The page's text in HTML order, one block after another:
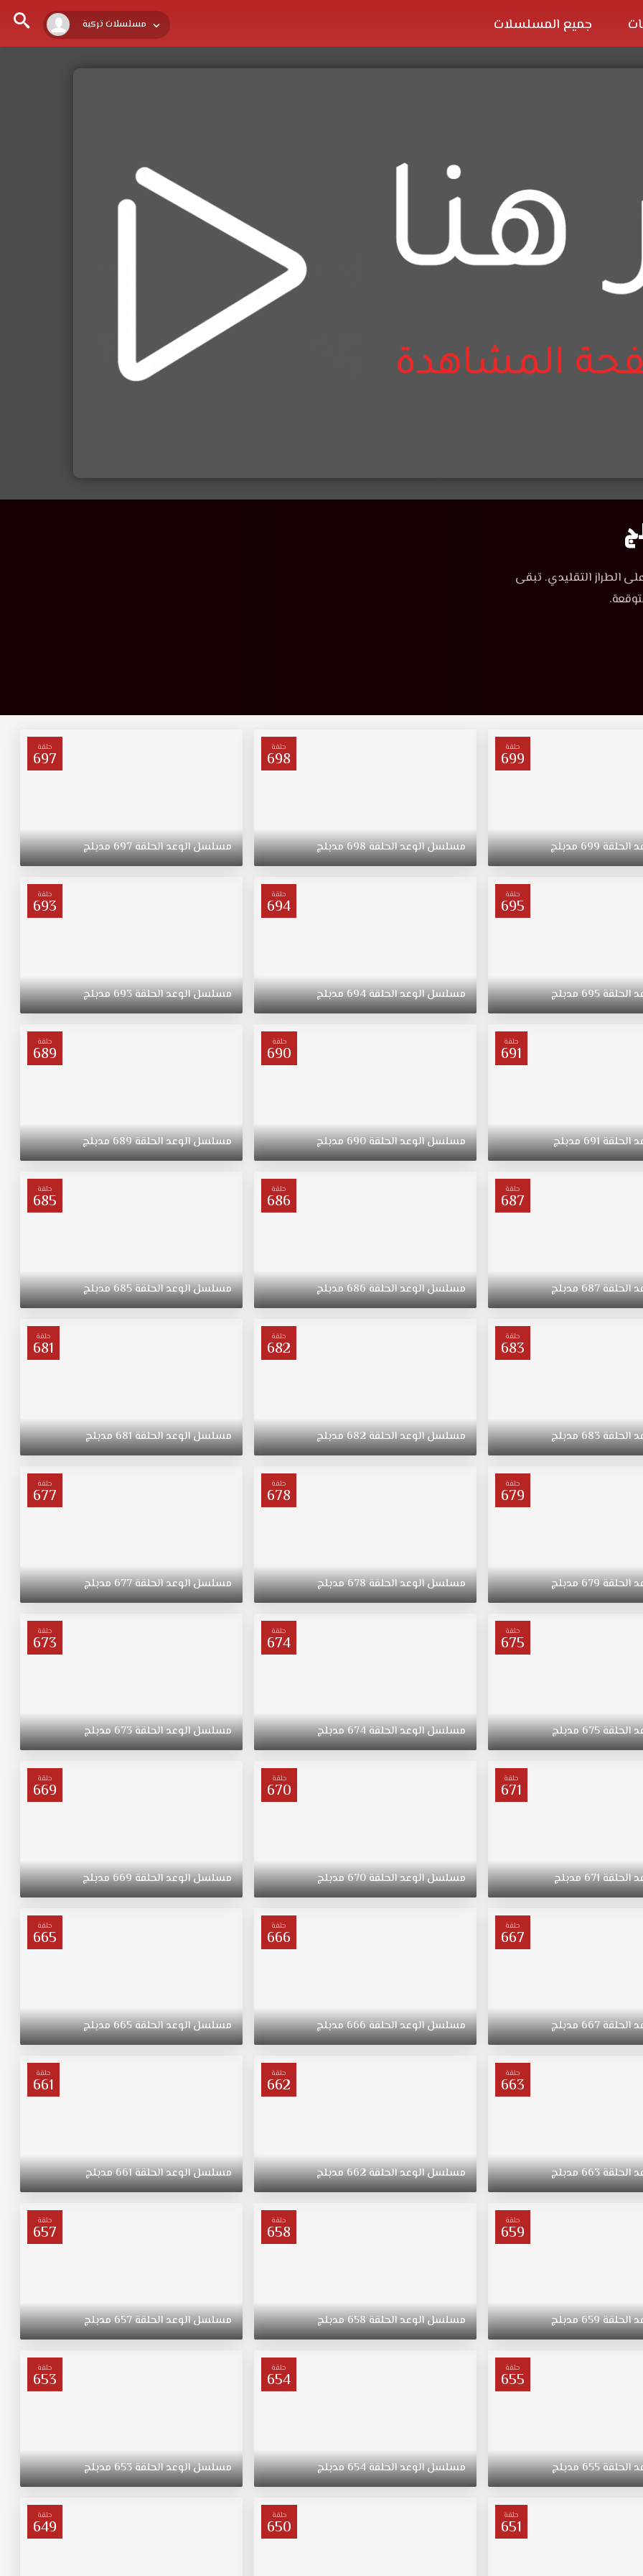
مسلسلات تركية جميع المسلسلات
الطراز التقليدي. تبقى
حلقة
699
الحلقة699مدبلج
حلقة
698
مسلسلالوعدالحلقة698مدبلج
حلقة
697
مسلسلالوعدالحلقة697مدبلج
حلقة
695
الحلقة695مدبلج
حلقة
694
مسلسلالوعدالحلقة694مدبلج
حلقة
693
مسلسلالوعدالحلقة693مدبلج
حلقة
691
الحلقة691مدبلج
حلقة
690
مسلسلالوعدالحلقة690مدبلج
حلقة
689
مسلسلالوعدالحلقة689مدبلج
حلقة
687
الحلقة687مدبلج
حلقة
686
مسلسلالوعدالحلقة686مدبلج
حلقة
685
مسلسلالوعدالحلقة685مدبلج
حلقة
683
الحلقة683مدبلج
حلقة
682
مسلسلالوعدالحلقة682مدبلج
حلقة
681
مسلسلالوعدالحلقة681مدبلج
حلقة
679
الحلقة679مدبلج
حلقة
678
مسلسلالوعدالحلقة678مدبلج
حلقة
677
مسلسلالوعدالحلقة677مدبلج
حلقة
675
الحلقة675مدبلج
حلقة
674
مسلسلالوعدالحلقة674مدبلج
حلقة
673
مسلسلالوعدالحلقة673مدبلج
حلقة
671
الحلقة671مدبلج
حلقة
670
مسلسلالوعدالحلقة670مدبلج
حلقة
669
مسلسلالوعدالحلقة669مدبلج
حلقة
667
الحلقة667مدبلج
حلقة
666
مسلسلالوعدالحلقة666مدبلج
حلقة
665
مسلسلالوعدالحلقة665مدبلج
حلقة
663
الحلقة663مدبلج
حلقة
662
مسلسلالوعدالحلقة662مدبلج
حلقة
661
مسلسلالوعدالحلقة661مدبلج
حلقة
659
الحلقة659مدبلج
حلقة
658
مسلسلالوعدالحلقة658مدبلج
حلقة
657
مسلسلالوعدالحلقة657مدبلج
حلقة
655
الحلقة655مدبلج
حلقة
654
مسلسلالوعدالحلقة654مدبلج
حلقة
653
مسلسلالوعدالحلقة653مدبلج
حلقة
651
حلقة
650
حلقة
649